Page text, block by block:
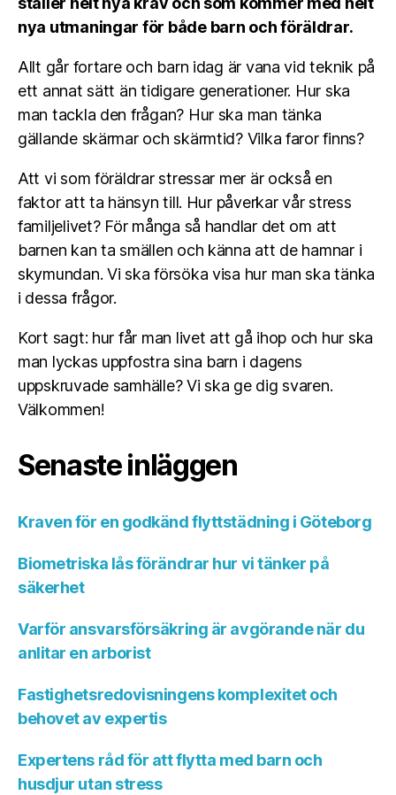
nya utmaningar för både barn och föräldrar.
Allt går fortare och barn idag är vana vid teknik på
ett annat sätt än tidigare generationer. Hur ska
man tackla den frågan? Hur ska man tänka
gällande skärmar och skärmtid? Vilka faror finns?
Att vi som föräldrar stressar mer är också en
faktor att ta hänsyn till. Hur påverkar vår stress
familjelivet? För många så handlar det om att
barnen kan ta smällen och känna att de hamnar i
skymundan. Vi ska försöka visa hur man ska tänka
i dessa frågor.
Kort sagt: hur får man livet att gå ihop och hur ska
man lyckas uppfostra sina barn i dagens
uppskruvade samhälle? Vi ska ge dig svaren.
Välkommen!
Senaste inläggen
Kraven för en godkänd flyttstädning i Göteborg
Biometriska lås förändrar hur vi tänker på
säkerhet
Varför ansvarsförsäkring är avgörande när du
anlitar en arborist
Fastighetsredovisningens komplexitet och
behovet av expertis
Expertens råd för att flytta med barn och
husdjur utan stress